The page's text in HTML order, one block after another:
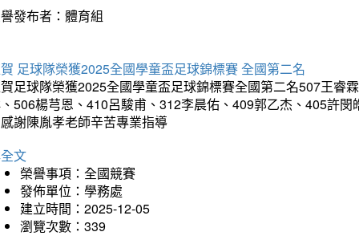
發布者：體育組
足球隊榮獲2025全國學童盃足球錦標賽 全國第二名
足球隊榮獲2025全國學童盃足球錦標賽全國第二名507王睿
506楊芎恩、410呂駿甫、312李晨佑、409郭乙杰、405許
謝陳胤孝老師辛苦專業指導
文
榮譽事項：全國競賽
發佈單位：學務處
建立時間：2025-12-05
瀏覽次數：339